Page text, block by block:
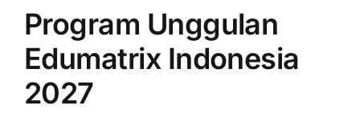
CONTACT US
Program Unggulan
Edumatrix Indonesia
2027